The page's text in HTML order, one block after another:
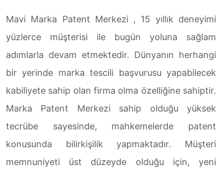
Mavi Marka Patent Merkezi , 15 yıllık deneyimi
yüzlerce müşterisi ile bugün yoluna sağlam
adımlarla devam etmektedir. Dünyanın herhangi
bir yerinde marka tescili başvurusu yapabilecek
kabiliyete sahip olan firma olma özelliğine sahiptir.
Marka Patent Merkezi sahip olduğu yüksek
tecrübe sayesinde, mahkemelerde patent
konusunda bilirkişilik yapmaktadır. Müşteri
memnuniyeti üst düzeyde olduğu için, yeni